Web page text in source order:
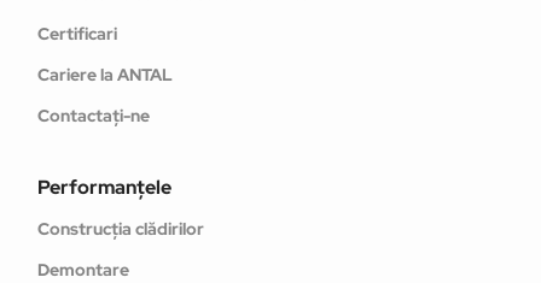
Certificari
Cariere la ANTAL
Contactați-ne
Performanţele
Construcția clădirilor
Demontare